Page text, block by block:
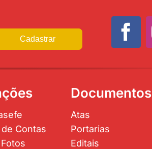
Cadastrar
Contas
Documentos
Atas
Portarias
Editais